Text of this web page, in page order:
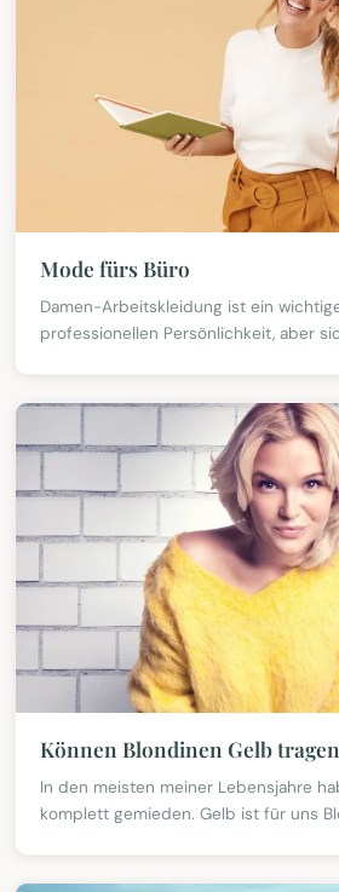
Mode fürs Büro
Damen-Arbeitskleidung ist ein
professionellen Persönlichkeit, aber
Können Blondinen Gelb
In den meisten meiner Lebensjahre
komplett gemieden. Gelb ist für uns